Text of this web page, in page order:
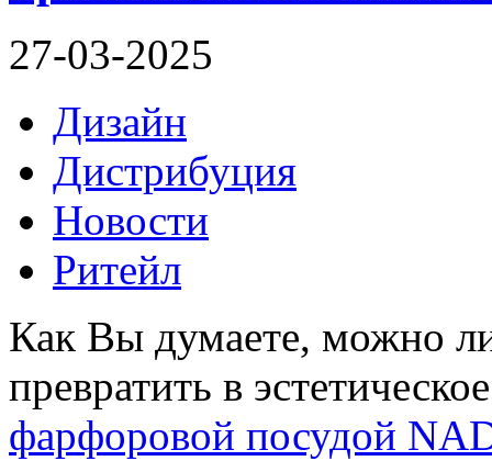
27-03-2025
Дизайн
Дистрибуция
Новости
Ритейл
Как Вы думаете, можно
превратить в
фарфоровой посудой